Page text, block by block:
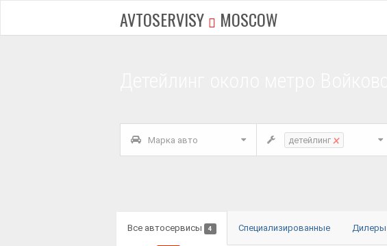
AVTOSERVISY MOSCOW
Марка авто детейлинг ×
Все автосервисы 4 Специализированные Дилеры